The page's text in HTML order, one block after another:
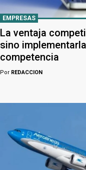
EMPRESAS
La ventaja
sino
competencia
Por REDACCION